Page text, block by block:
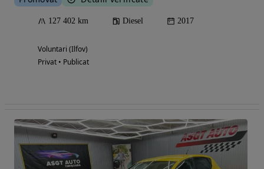
127 402 km Diesel 2017
Voluntari (Ilfov)
Privat • Publicat